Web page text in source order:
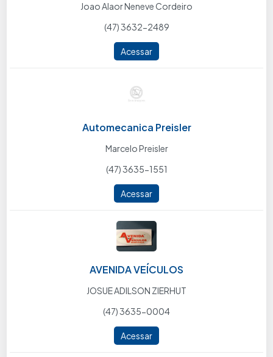
Joao Alaor Neneve Cordeiro
(47) 3632-2489
Acessar
Automecanica Preisler
Marcelo Preisler
(47) 3635-1551
Acessar
AVENIDA VEÍCULOS
JOSUE ADILSON ZIERHUT
(47) 3635-0004
Acessar